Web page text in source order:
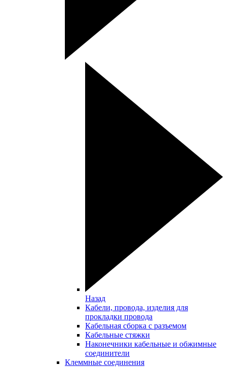
Назад
Кабели, провода, изделия для
прокладки провода
Кабельная сборка с разъемом
Кабельные стяжки
Наконечники кабельные и обжимные
соединители
Клеммные соединения